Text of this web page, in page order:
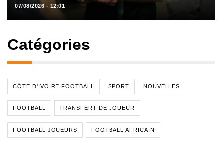
07/08/2026 - 12:01
Catégories
CÔTE D'IVOIRE FOOTBALL SPORT NOUVELLES
FOOTBALL TRANSFERT DE JOUEUR
FOOTBALL JOUEURS FOOTBALL AFRICAIN